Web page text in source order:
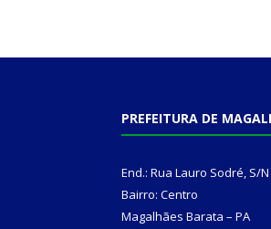
PREFEITURA DE
End.: Rua Lauro Sodré, S/N
Bairro: Centro
Magalhães Barata – PA